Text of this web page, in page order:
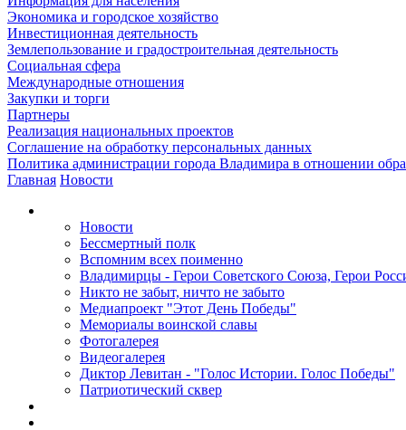
Экономика и городское хозяйство
Инвестиционная деятельность
Землепользование и градостроительная деятельность
Социальная сфера
Международные отношения
Закупки и торги
Партнеры
Реализация национальных проектов
Соглашение на обработку персональных данных
Политика администрации города Владимира в отношении
Главная Новости
Новости
Бессмертный полк
Вспомним всех поименно
Владимирцы - Герои Советского Союза, Герои
Никто не забыт, ничто не забыто
Медиапроект "Этот День Победы"
Мемориалы воинской славы
Фотогалерея
Видеогалерея
Диктор Левитан - "Голос Истории. Голос Победы"
Патриотический сквер